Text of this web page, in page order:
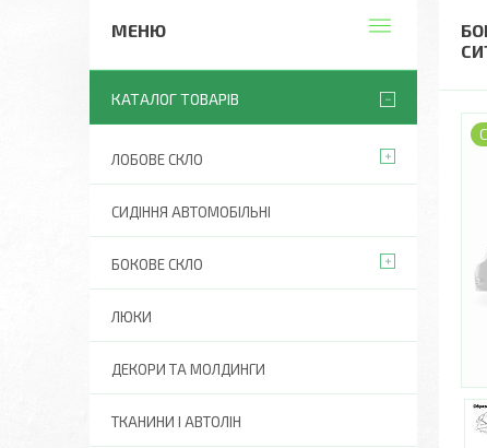
КАТАЛОГ ТОВАРІВ
ЛОБОВЕ СКЛО
СИДІННЯ АВТОМОБІЛЬНІ
БОКОВЕ СКЛО
ЛЮКИ
ДЕКОРИ ТА МОЛДИНГИ
ТКАНИНИ І АВТОЛІН